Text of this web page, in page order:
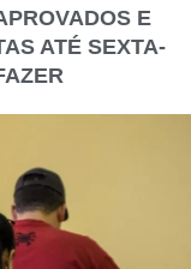
E
ATÉ SEXTA-